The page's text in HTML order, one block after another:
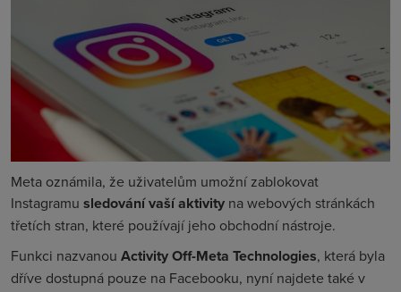
Meta oznámila, že uživatelům umožní zablokovat
Instagramu sledování vaší aktivity na webových stránkách
třetích stran, které používají jeho obchodní nástroje.
Funkci nazvanou Activity Off-Meta Technologies, která byla
dříve dostupná pouze na Facebooku, nyní najdete také v